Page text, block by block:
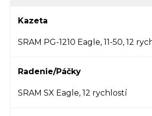
Kazeta
SRAM PG-1210 Eagle, 11-50, 12
Radenie/Páčky
SRAM SX Eagle, 12 rychlostí